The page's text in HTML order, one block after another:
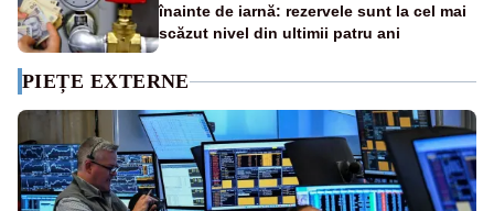
înainte de iarnă: rezervele sunt la cel mai
scăzut nivel din ultimii patru ani
PIEȚE EXTERNE